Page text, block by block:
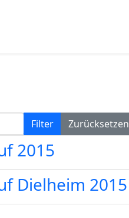
Filter Zurücksetzen
2015
Dielheim 2015